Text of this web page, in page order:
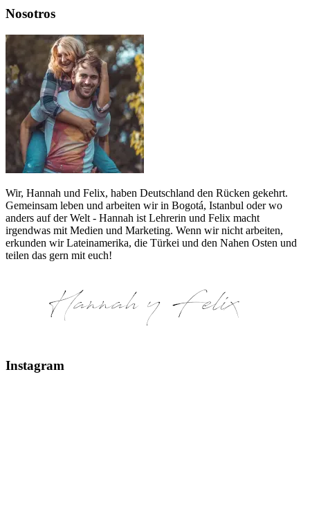
Nosotros
Wir, Hannah und Felix, haben Deutschland den Rücken gekehrt.
Gemeinsam leben und arbeiten wir in Bogotá, Istanbul oder wo
anders auf der Welt - Hannah ist Lehrerin und Felix macht
irgendwas mit Medien und Marketing. Wenn wir nicht arbeiten,
erkunden wir Lateinamerika, die Türkei und den Nahen Osten und
teilen das gern mit euch!
Instagram